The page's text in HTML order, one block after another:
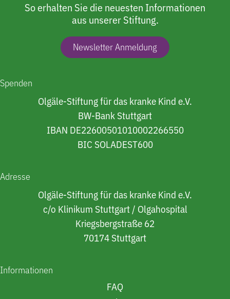
So erhalten Sie die neuesten Informationen
aus unserer Stiftung.
Newsletter Anmeldung
Spenden
Olgäle-Stiftung für das kranke Kind e.V.
BW-Bank Stuttgart
IBAN DE22600501010002266550
BIC SOLADEST600
Adresse
Olgäle-Stiftung für das kranke Kind e.V.
c/o Klinikum Stuttgart / Olgahospital
Kriegsbergstraße 62
70174 Stuttgart
Informationen
FAQ